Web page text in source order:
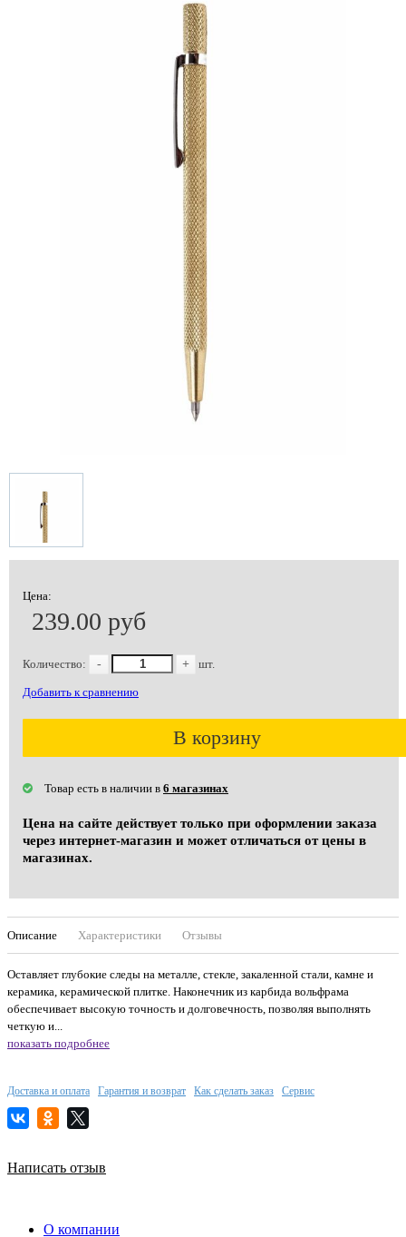
Цена:
239.00 руб
Количество: - + шт.
Добавить к сравнению
В корзину
Товар есть в наличии в 6 магазинах
Цена на сайте действует только при оформлении заказа
через интернет-магазин и может отличаться от цены в
магазинах.
Описание Характеристики Отзывы
Оставляет глубокие следы на металле, стекле, закаленной стали, камне и
керамика, керамической плитке. Наконечник из карбида вольфрама
обеспечивает высокую точность и долговечность, позволяя выполнять
четкую и...
показать подробнее
Доставка и оплата Гарантия и возврат Как сделать заказ Сервис
Написать отзыв
О компании